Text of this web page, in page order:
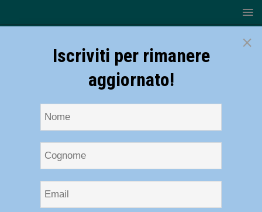
×
Iscriviti per rimanere
aggiornato!